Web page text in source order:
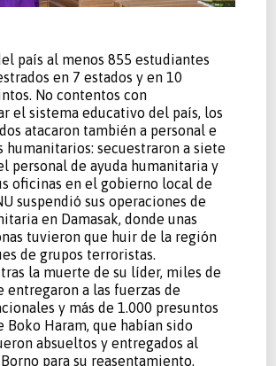
país al menos 855 estudiantes
en 7 estados y en 10
No contentos con
el sistema educativo del país, los
atacaron también a personal e
humanitarios: secuestraron a siete
personal de ayuda humanitaria y
oficinas en el gobierno local de
suspendió sus operaciones de
en Damasak, donde unas
tuvieron que huir de la región
de grupos terroristas.
tras la muerte de su líder, miles de
entregaron a las fuerzas de
y más de 1.000 presuntos
Boko Haram, que habían sido
absueltos y entregados al
para su reasentamiento.